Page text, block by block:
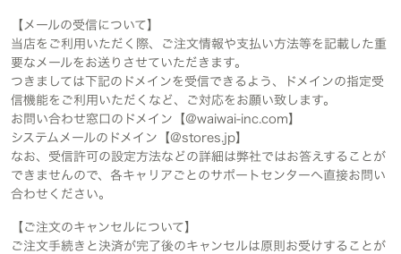
【メールの受信について】
当店をご利用いただく際、ご注文情報や支払い方法等を記載した重
要なメールをお送りさせていただきます。
つきましては下記のドメインを受信できるよう、ドメインの指定受
信機能をご利用いただくなど、ご対応をお願い致します。
お問い合わせ窓口のドメイン【@waiwai-inc.com】
システムメールのドメイン【@stores.jp】
なお、受信許可の設定方法などの詳細は弊社ではお答えすることが
できませんので、各キャリアごとのサポートセンターへ直接お問い
合わせください。
【ご注文のキャンセルについて】
ご注文手続きと決済が完了後のキャンセルは原則お受けすることが